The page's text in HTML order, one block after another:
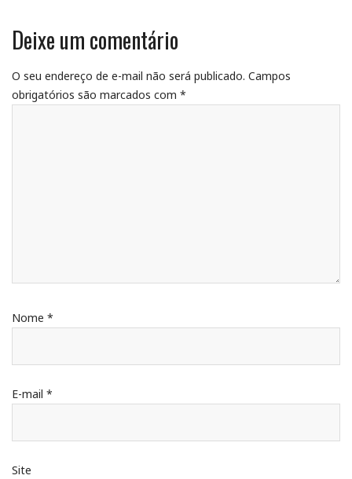
Deixe um comentário
O seu endereço de e-mail não será publicado. Campos
obrigatórios são marcados com *
Nome *
E-mail *
Site